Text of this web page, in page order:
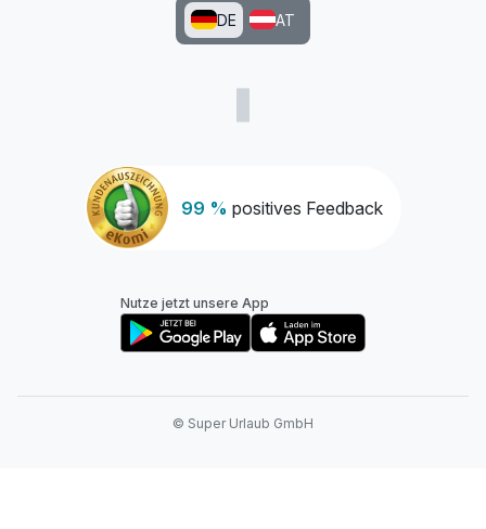
99 % positives Feedback
DE AT
Nutze jetzt unsere App
© Super Urlaub GmbH